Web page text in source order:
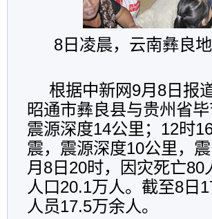
8日凌晨，云南彝良
根据中新网9月8日报
昭通市彝良县与贵州省
震源深度14公里；12时
震，震源深度10公里，
月8日20时，因灾死亡
人口20.1万人。截至8日
人员17.5万余人。